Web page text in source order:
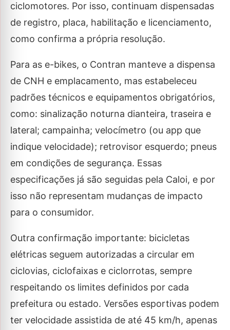
ciclomotores. Por isso, continuam dispensadas
de registro, placa, habilitação e licenciamento,
como confirma a própria resolução.
Para as e-bikes, o Contran manteve a dispensa
de CNH e emplacamento, mas estabeleceu
padrões técnicos e equipamentos obrigatórios,
como: sinalização noturna dianteira, traseira e
lateral; campainha; velocímetro (ou app que
indique velocidade); retrovisor esquerdo; pneus
em condições de segurança. Essas
especificações já são seguidas pela Caloi, e por
isso não representam mudanças de impacto
para o consumidor.
Outra confirmação importante: bicicletas
elétricas seguem autorizadas a circular em
ciclovias, ciclofaixas e ciclorrotas, sempre
respeitando os limites definidos por cada
prefeitura ou estado. Versões esportivas podem
ter velocidade assistida de até 45 km/h, apenas